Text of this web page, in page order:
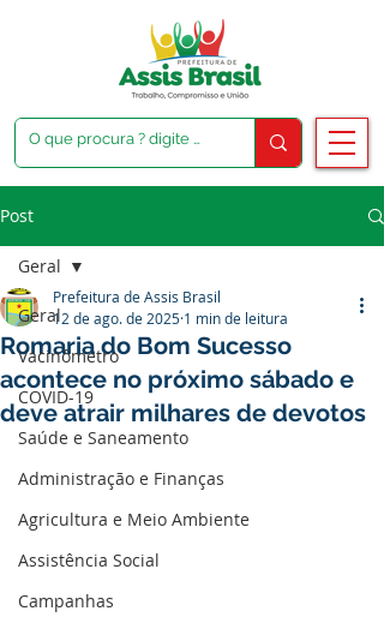
Post
Geral
Vacinômetro
COVID-19
Saúde e Saneamento
Administração e Finanças
Agricultura e Meio Ambiente
Assistência Social
Campanhas
Geral
Romaria do Bom Sucesso
acontece no próximo sábado e
deve atrair milhares de devotos
Prefeitura de Assis Brasil
12 de ago. de 2025 1 min de leitura